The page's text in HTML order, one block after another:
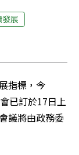
展
指標，今
已訂於17日上
議將由政務委